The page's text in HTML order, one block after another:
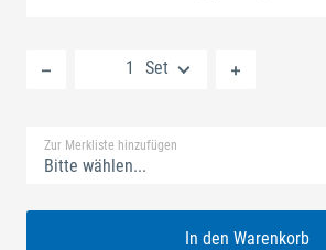
Set
Zur Merkliste hinzufügen
Bitte wählen...
In den Warenkorb